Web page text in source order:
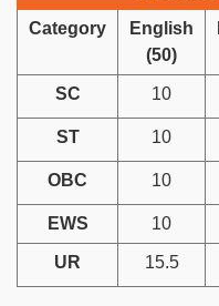
Category
English
(50)
SC 10
ST 10
OBC 10
EWS 10
UR 15.5